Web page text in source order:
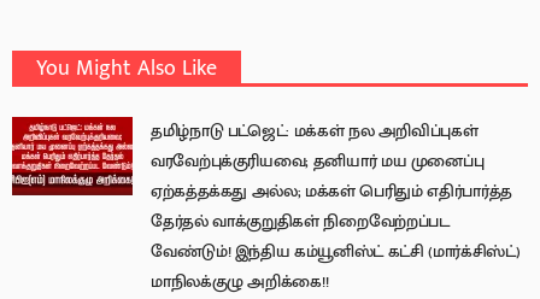
You Might Also Like
தமிழ்நாடு பட்ஜெட்: மக்கள் நல அறிவிப்புகள்
வரவேற்புக்குரியவை; தனியார் மய முனைப்பு
ஏற்கத்தக்கது அல்ல; மக்கள் பெரிதும் எதிர்பார்த்த
தேர்தல் வாக்குறுதிகள் நிறைவேற்றப்பட
வேண்டும்! இந்திய கம்யூனிஸ்ட் கட்சி (மார்க்சிஸ்ட்)
மாநிலக்குழு அறிக்கை!!